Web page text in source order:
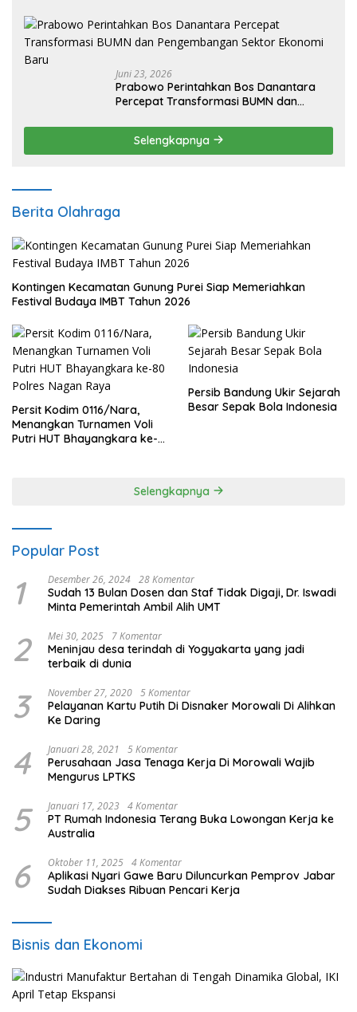
Juni 23, 2026
Prabowo Perintahkan Bos Danantara
Percepat Transformasi BUMN dan
Selengkapnya
Berita Olahraga
Kontingen Kecamatan Gunung Purei Siap Memeriahkan
Festival Budaya IMBT Tahun 2026
Persit Kodim 0116/Nara,
Menangkan Turnamen Voli
Putri HUT Bhayangkara ke-
Persib Bandung Ukir Sejarah
Besar Sepak Bola Indonesia
Selengkapnya
Popular Post
1 Desember 26, 2024 28 Komentar
Sudah 13 Bulan Dosen dan Staf Tidak Digaji, Dr. Iswadi
Minta Pemerintah Ambil Alih UMT
2 Mei 30, 2025 7 Komentar
Meninjau desa terindah di Yogyakarta yang jadi
terbaik di dunia
3 November 27, 2020 5 Komentar
Pelayanan Kartu Putih Di Disnaker Morowali Di Alihkan
Ke Daring
4 Januari 28, 2021 5 Komentar
Perusahaan Jasa Tenaga Kerja Di Morowali Wajib
Mengurus LPTKS
5 Januari 17, 2023 4 Komentar
PT Rumah Indonesia Terang Buka Lowongan Kerja ke
Australia
6 Oktober 11, 2025 4 Komentar
Aplikasi Nyari Gawe Baru Diluncurkan Pemprov Jabar
Sudah Diakses Ribuan Pencari Kerja
Bisnis dan Ekonomi